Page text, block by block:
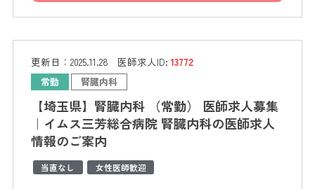
更新日： 2025.11.28 医師求人ID:13772
常勤 腎臓内科
【埼玉県】腎臓内科 （常勤） 医師求人募集
｜イムス三芳総合病院 腎臓内科の医師求人
情報のご案内
当直なし 女性医師歓迎